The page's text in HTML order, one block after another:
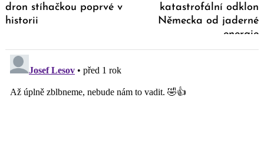
dron stíhačkou poprvé v
historii
katastrofální odklon
Německa od jaderné
energie